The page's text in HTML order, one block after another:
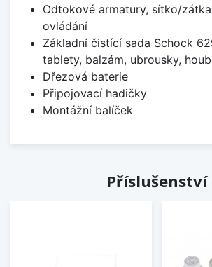
Odtokové armatury, sítko/
ovládání
Základní čistící sada Schock
tablety, balzám, ubrousky,
Dřezová baterie
Připojovací hadičky
Montážní balíček
Příslušenství